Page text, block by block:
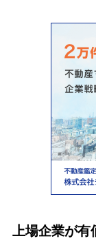
上場企業が有